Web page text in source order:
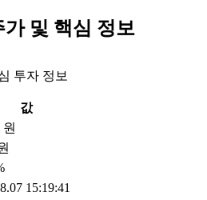
가 및 핵심 정보
투자 정보
값
원
15:19:41